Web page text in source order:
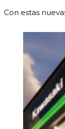
Con estas